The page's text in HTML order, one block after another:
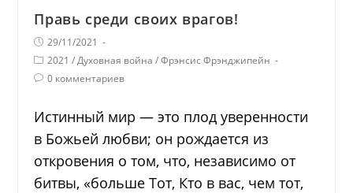
Правь среди своих врагов!
29/11/2021
2021 / Духовная война / Фрэнсис Фрэнджипейн
0 комментариев
Истинный мир — это плод уверенности
в Божьей любви; он рождается из
откровения о том, что, независимо от
битвы, «больше Тот, Кто в вас, чем тот,